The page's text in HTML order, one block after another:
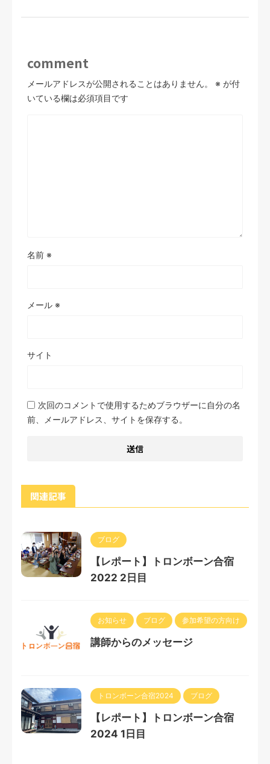
comment
メールアドレスが公開されることはありません。 ※ が付
いている欄は必須項目です
名前 ※
メール ※
サイト
次回のコメントで使用するためブラウザーに自分の名
前、メールアドレス、サイトを保存する。
関連記事
ブログ
【レポート】トロンボーン合宿
2022 2日目
お知らせ ブログ 参加希望の方向け
講師からのメッセージ
トロンボーン合宿2024 ブログ
【レポート】トロンボーン合宿
2024 1日目